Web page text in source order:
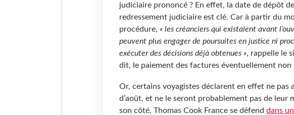
judiciaire prononcé ? En effet, la date de dépôt
redressement judiciaire est clé. Car à partir du
procédure, « les créanciers qui existaient avant
peuvent plus engager de poursuites en justice ni
exécuter des décisions déjà obtenues », rappelle le
dit, le paiement des factures éventuellement non
Or, certains voyagistes déclarent en effet ne pas
d’août, et ne le seront probablement pas de leur
son côté, Thomas Cook France se défend dans